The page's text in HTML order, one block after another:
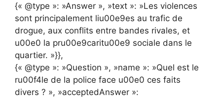
{« @type »: »Answer », »text »: »Les violences
sont principalement liu00e9es au trafic de
drogue, aux conflits entre bandes rivales, et
u00e0 la pru00e9caritu00e9 sociale dans le
quartier. »}},
{« @type »: »Question », »name »: »Quel est le
ru00f4le de la police face u00e0 ces faits
divers ? », »acceptedAnswer »: